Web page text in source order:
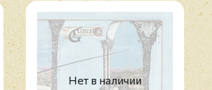
Нет в наличии